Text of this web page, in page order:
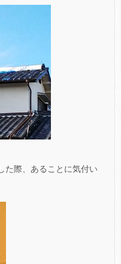
た際、あることに気付い